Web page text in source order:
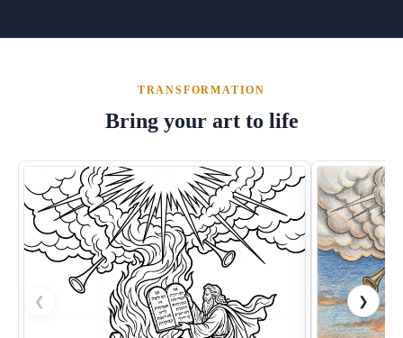
TRANSFORMATION
Bring your art to life
❮ ❯